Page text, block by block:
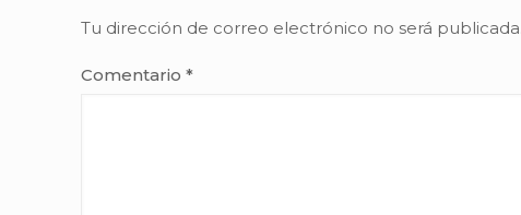
Tu dirección de correo electrónico no será publicada.
Comentario *